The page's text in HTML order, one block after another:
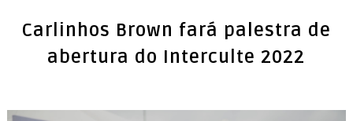
Carlinhos Brown fará palestra de
abertura do Interculte 2022